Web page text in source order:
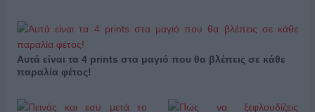
Αυτά είναι τα 4 prints στα μαγιό που θα βλέπεις σε κάθε
παραλία φέτος!